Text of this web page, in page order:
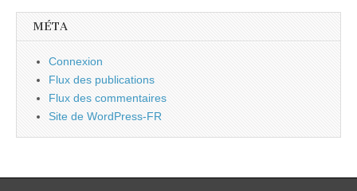
MÉTA
Connexion
Flux des publications
Flux des commentaires
Site de WordPress-FR